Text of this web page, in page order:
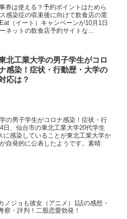
券は使える？予約ポイントはためら
感染症の収束後に向けて飲食店の需
（イート）キャンペーンが10月1日
ネットの飲食店予約サイトな...
北工業大学の男子学生がコロ
感染！症状・行動歴・大学の
応は？
の男子学生がコロナ感染！症状・行
日、仙台市の東北工業大学20代学生
に感染していることが東北工業大学か
自発的に公表したようです。素晴
ノジョも彼女（アニメ）1話の感想・
察・評判！二股恋愛勃発！